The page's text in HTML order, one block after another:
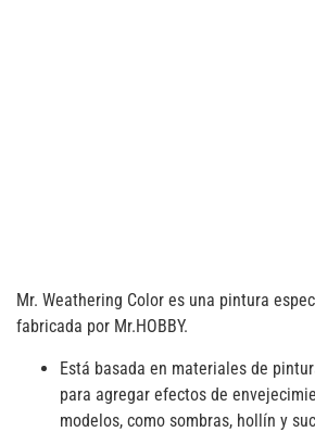
Mr. Weathering Color es una pintura
fabricada por Mr.HOBBY.
Está basada en materiales de
para agregar efectos de
modelos, como sombras, hollín y